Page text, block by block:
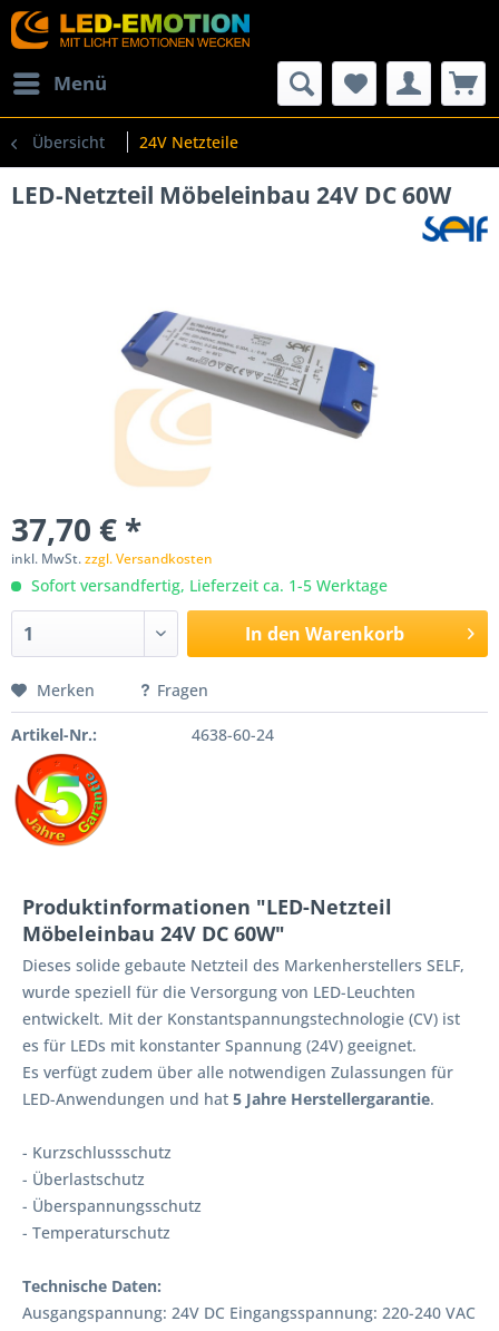
Menü
Übersicht 24V Netzteile
LED-Netzteil Möbeleinbau 24V DC 60W
37,70 € *
inkl. MwSt.zzgl. Versandkosten
Sofort versandfertig, Lieferzeit ca. 1-5 Werktage
In den Warenkorb
Merken Fragen
Artikel-Nr.: 4638-60-24
Produktinformationen "LED-Netzteil
Möbeleinbau 24V DC 60W"
Dieses solide gebaute Netzteil des Markenherstellers SELF,
wurde speziell für die Versorgung von LED-Leuchten
entwickelt. Mit der Konstantspannungstechnologie (CV) ist
es für LEDs mit konstanter Spannung (24V) geeignet.
Es verfügt zudem über alle notwendigen Zulassungen für
LED-Anwendungen und hat 5 Jahre Herstellergarantie.
- Kurzschlussschutz
- Überlastschutz
- Überspannungsschutz
- Temperaturschutz
Technische Daten:
Ausgangspannung: 24V DC Eingangsspannung: 220-240 VAC